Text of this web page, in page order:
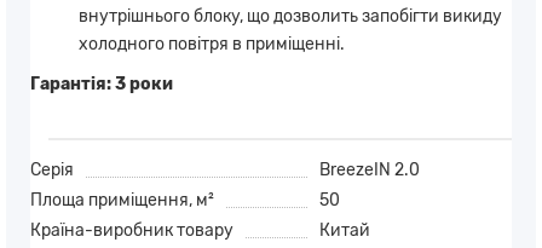
внутрішнього блоку, що дозволить запобігти викиду
холодного повітря в приміщенні.
Гарантія:3 роки
Серія
BreezeIN 2.0
Площа приміщення, м²
50
Країна-виробник товару
Китай